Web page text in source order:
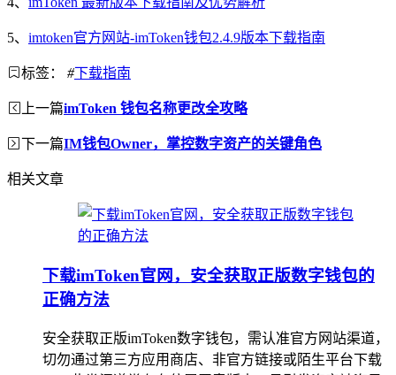
5、 imtoken官方网站-imToken钱包2.4.9版本下载指南
标签： #下载指南
上一篇imToken 钱包名称更改全攻略
下一篇IM钱包Owner，掌控数字资产的关键角色
相关文章
下载imToken官网，安全获取正版数字钱包的
正确方法
安全获取正版imToken数字钱包，需认准官方网站渠道，
切勿通过第三方应用商店、非官方链接或陌生平台下载